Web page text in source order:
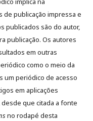
publicação impressa e
publicados são do autor,
publicação. Os autores
em outras
como o meio da
um periódico de acesso
em aplicações
que citada a fonte
no rodapé desta